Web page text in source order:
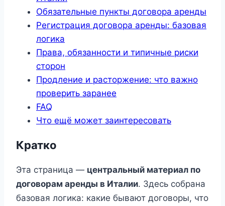
Обязательные пункты договора аренды
Регистрация договора аренды: базовая
логика
Права, обязанности и типичные риски
сторон
Продление и расторжение: что важно
проверить заранее
FAQ
Что ещё может заинтересовать
Кратко
Эта страница — центральный материал по
договорам аренды в Италии. Здесь собрана
базовая логика: какие бывают договоры, что